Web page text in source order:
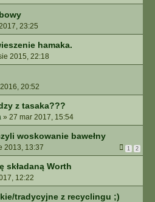
23:25
hamaka.
2015, 22:18
20:52
z tasaka???
» 27 mar 2017, 15:54
woskowanie bawełny
2013, 13:37 1 2
składaną Worth
12:22
tradycyjne z recyclingu ;)